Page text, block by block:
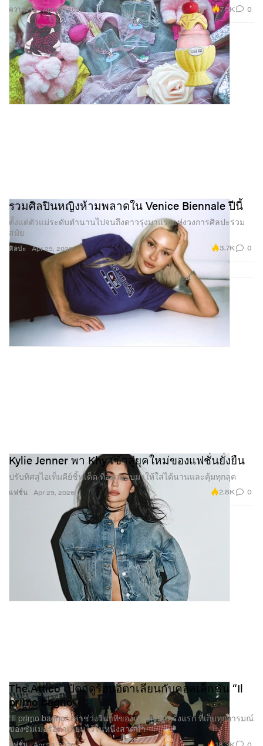
ความงาม Apr 29, 2026 7.0K 0
ศิลปะ
รวมศิลปินหญิงห้ามพลาดใน Venice Biennale ปีนี้
ตั้งแต่ตัวแม่ระดับตำนานไปจนถึงดาวรุ่งมาแรงแห่งวงการศิลปะร่วม
สมัย
Apr 29, 2026 3.7K 0
แฟชั่น
Kylie Jenner พา Khy เข้าสู่ยุคใหม่ของแฟชั่นยั่งยืน
ปรับทิศสู่ไอเท็มคีย์ชิ้นเด็ด ที่ออกแบบมาให้ใส่ได้นานและคุ้มทุกลุค
Apr 29, 2026 2.8K 0
The Attico เปิดฤดูร้อนอิตาเลียนกับคอลเล็กชัน “Il
primo bagno”
“Il primo bagno” เล่าช่วงวินาทีของการลงน้ำครั้งแรก ที่เก็บทุกอารมณ์
ของซัมเมอร์อิตาเลียนไว้ในหนึ่งสาดน้ำ